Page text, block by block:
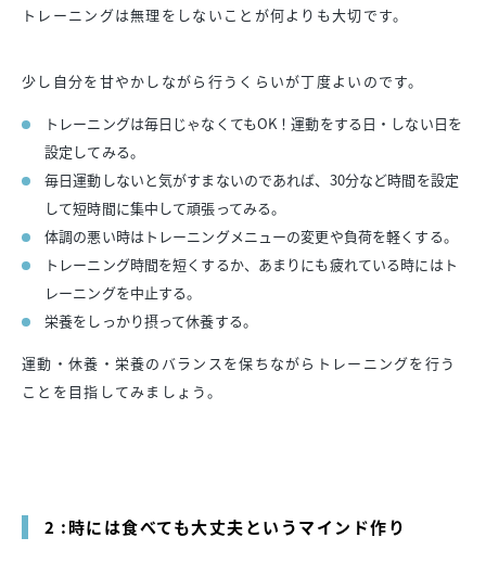
トレーニングは無理をしないことが何よりも大切です。
少し自分を甘やかしながら行うくらいが丁度よいのです。
トレーニングは毎日じゃなくてもOK！運動をする日・しない日を
設定してみる。
毎日運動しないと気がすまないのであれば、30分など時間を設定
して短時間に集中して頑張ってみる。
体調の悪い時はトレーニングメニューの変更や負荷を軽くする。
トレーニング時間を短くするか、あまりにも疲れている時にはト
レーニングを中止する。
栄養をしっかり摂って休養する。
運動・休養・栄養のバランスを保ちながらトレーニングを行う
ことを目指してみましょう。
2 :時には食べても大丈夫というマインド作り